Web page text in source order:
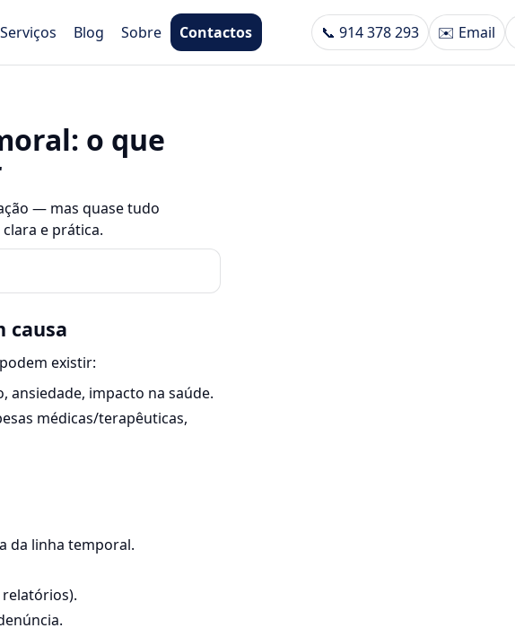
Serviços Blog Sobre Contactos 📞 914 378 293 ✉️ Email
o que
— mas quase tudo
e prática.
causa
existir:
ansiedade, impacto na saúde.
médicas/terapêuticas,
da linha temporal.